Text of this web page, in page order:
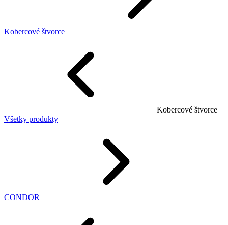
Kobercové štvorce
Kobercové štvorce
Všetky produkty
CONDOR